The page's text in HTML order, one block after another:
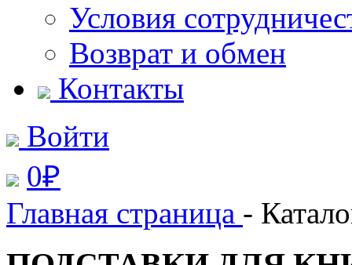
Условия
Возврат и обмен
Контакты
Войти
0₽
Главная страница -